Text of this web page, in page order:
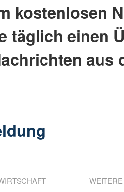
kostenlosen
täglich einen
aus